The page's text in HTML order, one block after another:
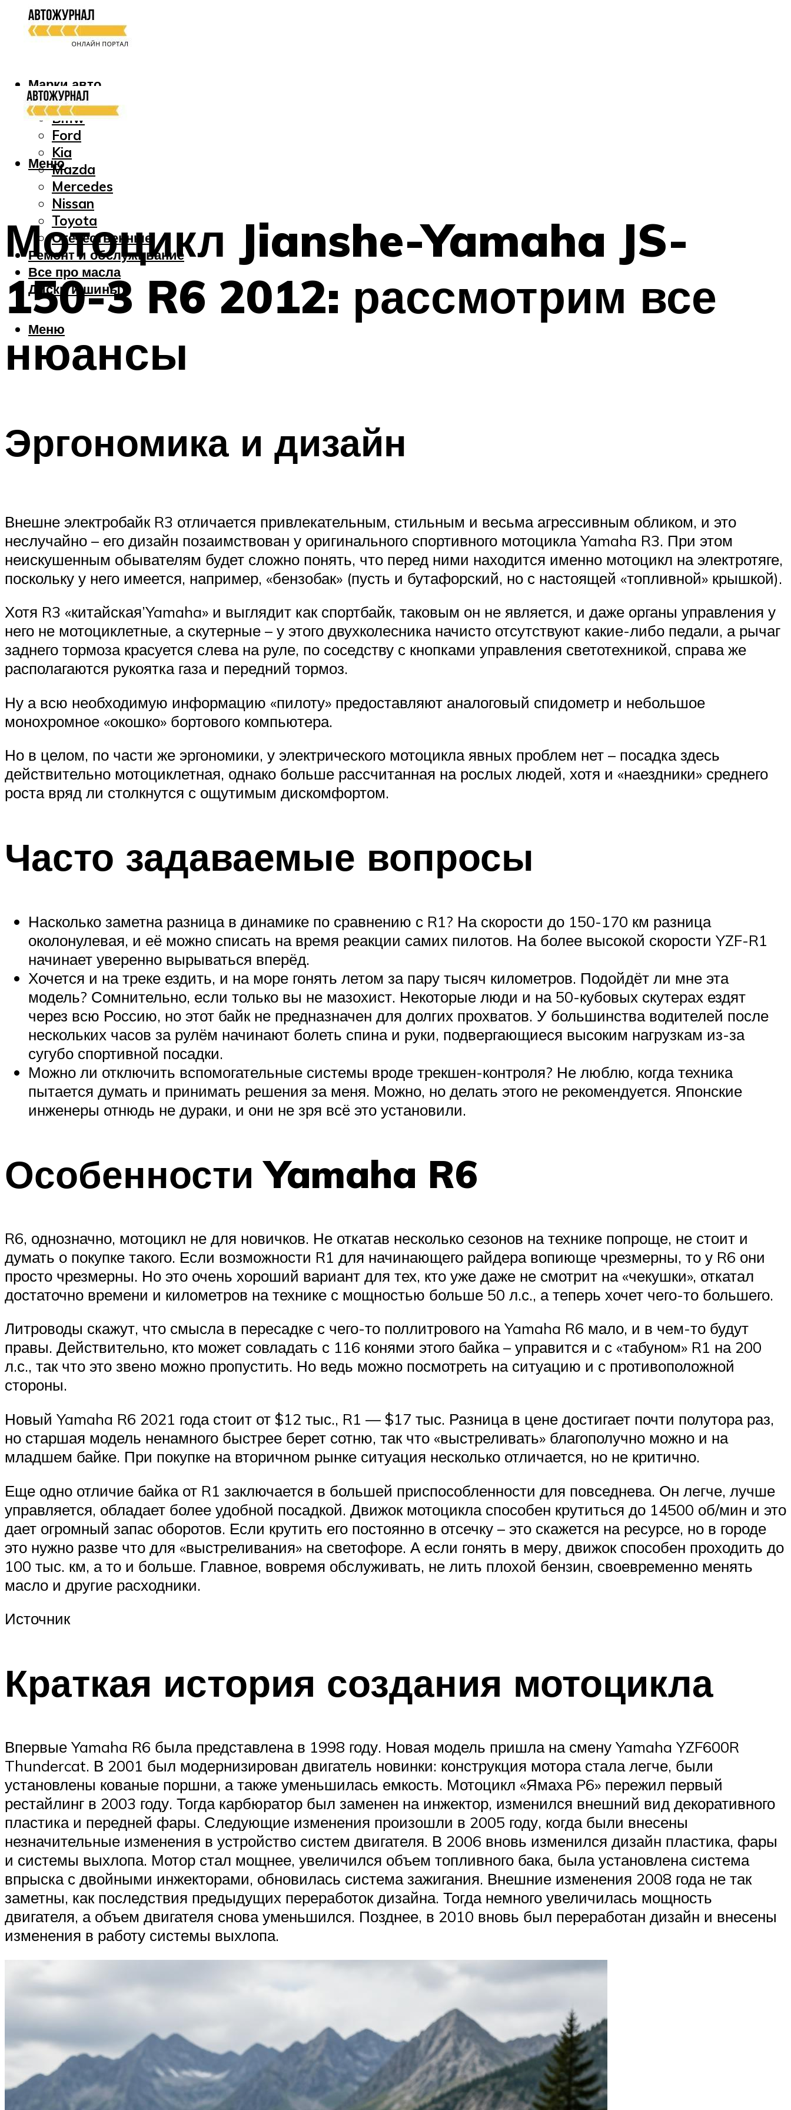
Марки авто
Audi
Bmw
Ford
Kia
Mazda
Mercedes
Nissan
Toyota
Отечественные
Ремонт и обслуживание
Все про масла
Диски и шины
Меню
Меню
Мотоцикл Jianshe-Yamaha JS-
150-3 R6 2012: рассмотрим все
нюансы
Эргономика и дизайн
Внешне электробайк R3 отличается привлекательным, стильным и весьма агрессивным обликом, и это
неслучайно – его дизайн позаимствован у оригинального спортивного мотоцикла Yamaha R3. При этом
неискушенным обывателям будет сложно понять, что перед ними находится именно мотоцикл на электротяге,
поскольку у него имеется, например, «бензобак» (пусть и бутафорский, но с настоящей «топливной» крышкой).
Хотя R3 «китайская’Yamaha» и выглядит как спортбайк, таковым он не является, и даже органы управления у
него не мотоциклетные, а скутерные – у этого двухколесника начисто отсутствуют какие-либо педали, а рычаг
заднего тормоза красуется слева на руле, по соседству с кнопками управления светотехникой, справа же
располагаются рукоятка газа и передний тормоз.
Ну а всю необходимую информацию «пилоту» предоставляют аналоговый спидометр и небольшое
монохромное «окошко» бортового компьютера.
Но в целом, по части же эргономики, у электрического мотоцикла явных проблем нет – посадка здесь
действительно мотоциклетная, однако больше рассчитанная на рослых людей, хотя и «наездники» среднего
роста вряд ли столкнутся с ощутимым дискомфортом.
Часто задаваемые вопросы
Насколько заметна разница в динамике по сравнению с R1? На скорости до 150-170 км разница
околонулевая, и её можно списать на время реакции самих пилотов. На более высокой скорости YZF-R1
начинает уверенно вырываться вперёд.
Хочется и на треке ездить, и на море гонять летом за пару тысяч километров. Подойдёт ли мне эта
модель? Сомнительно, если только вы не мазохист. Некоторые люди и на 50-кубовых скутерах ездят
через всю Россию, но этот байк не предназначен для долгих прохватов. У большинства водителей после
нескольких часов за рулём начинают болеть спина и руки, подвергающиеся высоким нагрузкам из-за
сугубо спортивной посадки.
Можно ли отключить вспомогательные системы вроде трекшен-контроля? Не люблю, когда техника
пытается думать и принимать решения за меня. Можно, но делать этого не рекомендуется. Японские
инженеры отнюдь не дураки, и они не зря всё это установили.
Особенности Yamaha R6
R6, однозначно, мотоцикл не для новичков. Не откатав несколько сезонов на технике попроще, не стоит и
думать о покупке такого. Если возможности R1 для начинающего райдера вопиюще чрезмерны, то у R6 они
просто чрезмерны. Но это очень хороший вариант для тех, кто уже даже не смотрит на «чекушки», откатал
достаточно времени и километров на технике с мощностью больше 50 л.с., а теперь хочет чего-то большего.
Литроводы скажут, что смысла в пересадке с чего-то поллитрового на Yamaha R6 мало, и в чем-то будут
правы. Действительно, кто может совладать с 116 конями этого байка – управится и с «табуном» R1 на 200
л.с., так что это звено можно пропустить. Но ведь можно посмотреть на ситуацию и с противоположной
стороны.
Новый Yamaha R6 2021 года стоит от $12 тыс., R1 — $17 тыс. Разница в цене достигает почти полутора раз,
но старшая модель ненамного быстрее берет сотню, так что «выстреливать» благополучно можно и на
младшем байке. При покупке на вторичном рынке ситуация несколько отличается, но не критично.
Еще одно отличие байка от R1 заключается в большей приспособленности для повседнева. Он легче, лучше
управляется, обладает более удобной посадкой. Движок мотоцикла способен крутиться до 14500 об/мин и это
дает огромный запас оборотов. Если крутить его постоянно в отсечку – это скажется на ресурсе, но в городе
это нужно разве что для «выстреливания» на светофоре. А если гонять в меру, движок способен проходить до
100 тыс. км, а то и больше. Главное, вовремя обслуживать, не лить плохой бензин, своевременно менять
масло и другие расходники.
Источник
Краткая история создания мотоцикла
Впервые Yamaha R6 была представлена в 1998 году. Новая модель пришла на смену Yamaha YZF600R
Thundercat. В 2001 был модернизирован двигатель новинки: конструкция мотора стала легче, были
установлены кованые поршни, а также уменьшилась емкость. Мотоцикл «Ямаха P6» пережил первый
рестайлинг в 2003 году. Тогда карбюратор был заменен на инжектор, изменился внешний вид декоративного
пластика и передней фары. Следующие изменения произошли в 2005 году, когда были внесены
незначительные изменения в устройство систем двигателя. В 2006 вновь изменился дизайн пластика, фары
и системы выхлопа. Мотор стал мощнее, увеличился объем топливного бака, была установлена система
впрыска с двойными инжекторами, обновилась система зажигания. Внешние изменения 2008 года не так
заметны, как последствия предыдущих переработок дизайна. Тогда немного увеличилась мощность
двигателя, а объем двигателя снова уменьшился. Позднее, в 2010 вновь был переработан дизайн и внесены
изменения в работу системы выхлопа.